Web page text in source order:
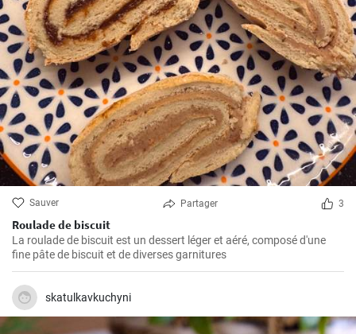
Sauver Partager 3
Roulade de biscuit
La roulade de biscuit est un dessert léger et aéré, composé d'une
fine pâte de biscuit et de diverses garnitures
skatulkavkuchyni